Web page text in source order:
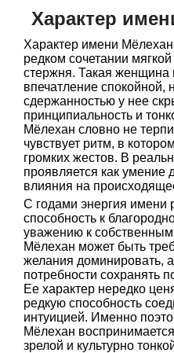
Характер
Характер имени
редком сочетании
стержня. Такая женщина
впечатление спокойной,
сдержанностью у нее
принципиальность и
Мёлехан словно не
чувствует ритм, в
громких жестов. В
проявляется как умение
влияния на
С годами энергия имени
способность к
уважению к
Мёлехан может быть
желания доминировать,
потребности сохранять
Ее характер нередко
редкую способность
интуицией. Именно
Мёлехан
зрелой и культурно